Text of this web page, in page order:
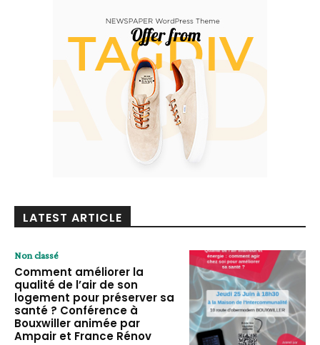
LATEST ARTICLE
Non classé
Comment améliorer la
qualité de l’air de son
logement pour préserver sa
santé ? Conférence à
Bouxwiller animée par
Ampair et France Rénov